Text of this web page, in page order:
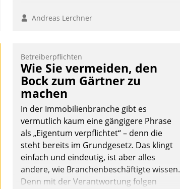
Andreas Lerchner
Betreiberpflichten
Wie Sie vermeiden, den
Bock zum Gärtner zu
machen
In der Immobilienbranche gibt es
vermutlich kaum eine gängigere Phrase
als „Eigentum verpflichtet“ – denn die
steht bereits im Grundgesetz. Das klingt
einfach und eindeutig, ist aber alles
andere, wie Branchenbeschäftigte wissen.
Denn mit der Verantwortung folgen